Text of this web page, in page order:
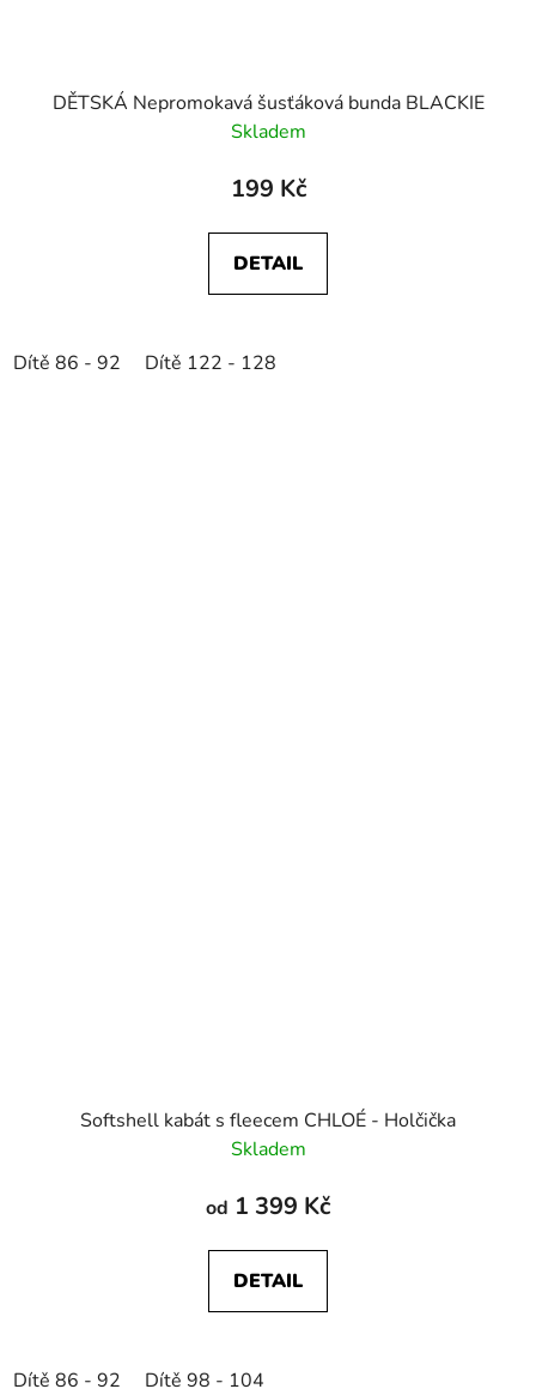
DĚTSKÁ Nepromokavá šusťáková bunda BLACKIE
Skladem
199 Kč
DETAIL
Dítě 86 - 92 Dítě 122 - 128
Softshell kabát s fleecem CHLOÉ - Holčička
Skladem
od 1 399 Kč
DETAIL
Dítě 86 - 92 Dítě 98 - 104